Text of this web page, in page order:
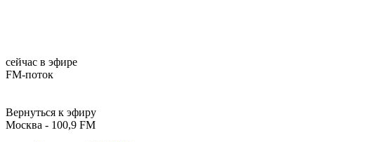
сейчас в эфире
FM-поток
Вернуться к эфиру
Москва - 100,9 FM